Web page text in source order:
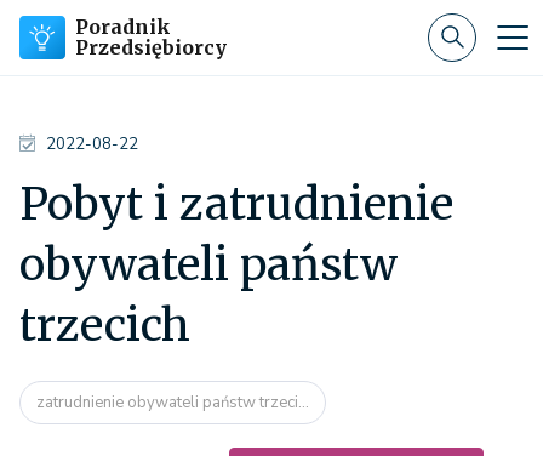
Poradnik
Przedsiębiorcy
2022-08-22
Pobyt i zatrudnienie
obywateli państw
trzecich
zatrudnienie obywateli państw trzeci...